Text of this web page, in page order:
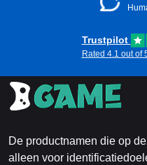
Trustpilot
Rated 4.1 out of
De productnamen die op
alleen voor